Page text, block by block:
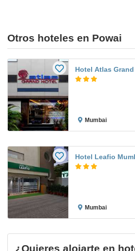
Otros hoteles en Powai
Hotel Atlas Grand
Mumbai
Hotel Leafio
Mumbai
¿Quieres alojarte en